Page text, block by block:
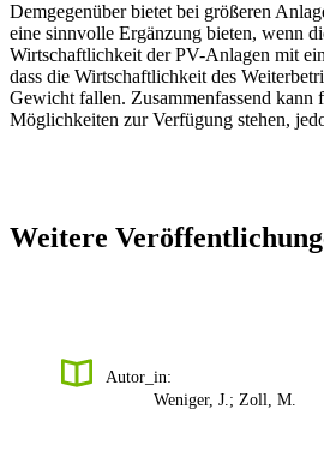
Demgegenüber bietet bei größeren
eine sinnvolle Ergänzung bieten, wenn
Wirtschaftlichkeit der PV-Anlagen mit
dass die Wirtschaftlichkeit des
Gewicht fallen. Zusammenfassend kann
Möglichkeiten zur Verfügung stehen,
Weitere
Autor_in:
Weniger, J.; Zoll, M.